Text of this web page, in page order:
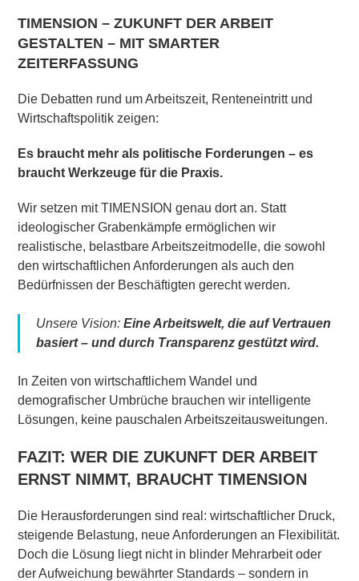
TIMENSION – ZUKUNFT DER ARBEIT
GESTALTEN – MIT SMARTER
ZEITERFASSUNG
Die Debatten rund um Arbeitszeit, Renteneintritt und
Wirtschaftspolitik zeigen:
Es braucht mehr als politische Forderungen – es
braucht Werkzeuge für die Praxis.
Wir setzen mit TIMENSION genau dort an. Statt
ideologischer Grabenkämpfe ermöglichen wir
realistische, belastbare Arbeitszeitmodelle, die sowohl
den wirtschaftlichen Anforderungen als auch den
Bedürfnissen der Beschäftigten gerecht werden.
Unsere Vision:Eine Arbeitswelt, die auf Vertrauen
basiert – und durch Transparenz gestützt wird.
In Zeiten von wirtschaftlichem Wandel und
demografischer Umbrüche brauchen wir intelligente
Lösungen, keine pauschalen Arbeitszeitausweitungen.
FAZIT: WER DIE ZUKUNFT DER ARBEIT
ERNST NIMMT, BRAUCHT TIMENSION
Die Herausforderungen sind real: wirtschaftlicher Druck,
steigende Belastung, neue Anforderungen an Flexibilität.
Doch die Lösung liegt nicht in blinder Mehrarbeit oder
der Aufweichung bewährter Standards – sondern in